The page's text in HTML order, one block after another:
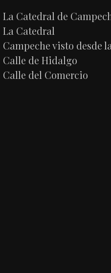
La Catedral de
La Catedral
Campeche visto desde
Calle de Hidalgo
Calle del Comercio